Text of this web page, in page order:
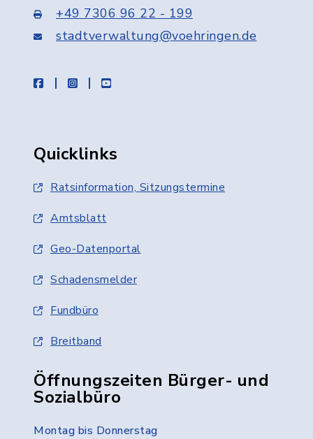
+49 7306 96 22 - 199
stadtverwaltung@voehringen.de
facebookinstagramyoutube
Quicklinks
Ratsinformation, Sitzungstermine
Amtsblatt
Geo-Datenportal
Schadensmelder
Fundbüro
Breitband
Öffnungszeiten Bürger- und
Sozialbüro
Montag bis Donnerstag